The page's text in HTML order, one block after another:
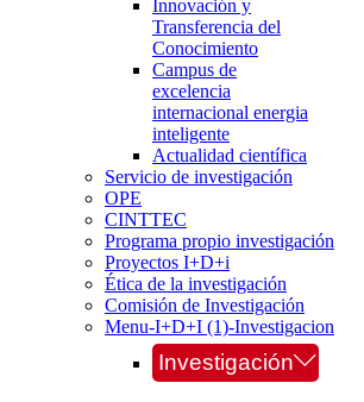
Innovación y
Transferencia del
Conocimiento
Campus de
excelencia
internacional energia
inteligente
Actualidad científica
Servicio de investigación
OPE
CINTTEC
Programa propio investigación
Proyectos I+D+i
Ética de la investigación
Comisión de Investigación
Menu-I+D+I (1)-Investigacion
Investigación